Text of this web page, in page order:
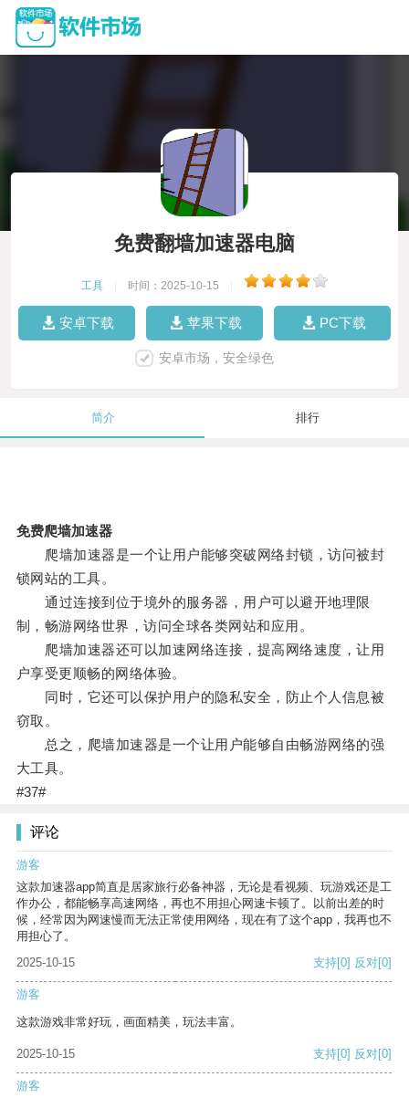
免费翻墙加速器电脑
工具 时间：2025-10-15
安卓下载 苹果下载 PC下载
安卓市场，安全绿色
简介 排行
免费爬墙加速器
爬墙加速器是一个让用户能够突破网络封锁，访问被封
锁网站的工具。
通过连接到位于境外的服务器，用户可以避开地理限
制，畅游网络世界，访问全球各类网站和应用。
爬墙加速器还可以加速网络连接，提高网络速度，让用
户享受更顺畅的网络体验。
同时，它还可以保护用户的隐私安全，防止个人信息被
窃取。
总之，爬墙加速器是一个让用户能够自由畅游网络的强
大工具。
#37#
评论
游客
这款加速器app简直是居家旅行必备神器，无论是看视频、玩游戏还是工
作办公，都能畅享高速网络，再也不用担心网速卡顿了。以前出差的时
候，经常因为网速慢而无法正常使用网络，现在有了这个app，我再也不
用担心了。
2025-10-15
支持[0] 反对[0]
游客
这款游戏非常好玩，画面精美，玩法丰富。
2025-10-15 支持[0] 反对[0]
游客